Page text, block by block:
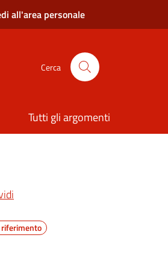
all'area personale
Cerca
Tutti gli argomenti